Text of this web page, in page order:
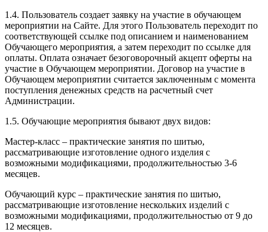
1.4. Пользователь создает заявку на участие в обучающем
мероприятии на Сайте. Для этого Пользователь переходит по
соответствующей ссылке под описанием и наименованием
Обучающего мероприятия, а затем переходит по ссылке для
оплаты. Оплата означает безоговорочный акцепт оферты на
участие в Обучающем мероприятии. Договор на участие в
Обучающем мероприятии считается заключенным с момента
поступления денежных средств на расчетный счет
Администрации.
1.5. Обучающие мероприятия бывают двух видов:
Мастер-класс – практические занятия по шитью,
рассматривающие изготовление одного изделия с
возможными модификациями, продолжительностью 3-6
месяцев.
Обучающий курс – практические занятия по шитью,
рассматривающие изготовление нескольких изделий с
возможными модификациями, продолжительностью от 9 до
12 месяцев.